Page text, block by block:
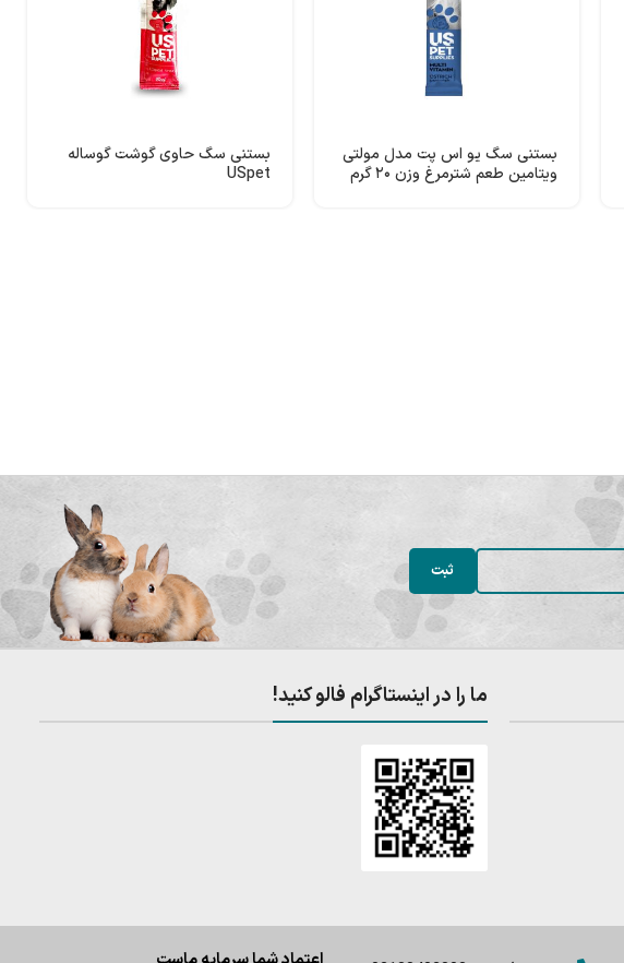
بستنی سگ یو اس پت مدل مولتی
ویتامین طعم شترمرغ وزن ۲۰ گرم
بستنی سگ حاوی گوشت گوساله
USpet
ما را در اینستاگرام فالو کنید!